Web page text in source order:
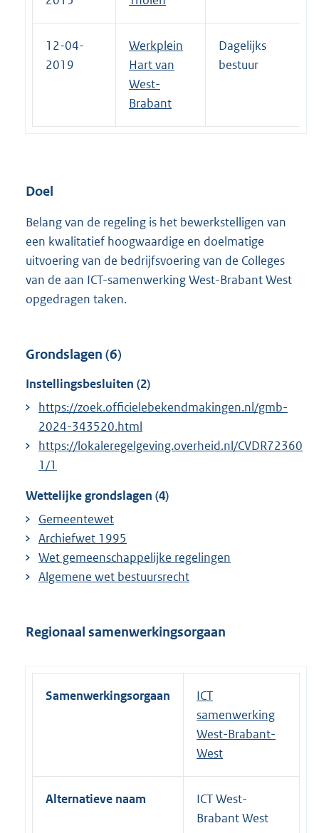
12-04-
2019
Werkplein
Hart van
West-
Brabant
Dagelijks
bestuur
Doel
Belang van de regeling is het bewerkstelligen van
een kwalitatief hoogwaardige en doelmatige
uitvoering van de bedrijfsvoering van de Colleges
van de aan ICT-samenwerking West-Brabant West
opgedragen taken.
Grondslagen (6)
Instellingsbesluiten (2)
https://zoek.officielebekendmakingen.nl/gmb-
2024-343520.html
https://lokaleregelgeving.overheid.nl/CVDR72360
1/1
Wettelijke grondslagen (4)
Gemeentewet
Archiefwet 1995
Wet gemeenschappelijke regelingen
Algemene wet bestuursrecht
Regionaal samenwerkingsorgaan
Samenwerkingsorgaan
ICT
samenwerking
West-Brabant-
West
Alternatieve naam
ICT West-
Brabant West